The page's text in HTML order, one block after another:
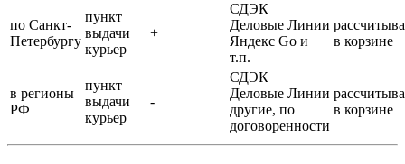
по Санкт-
Петербургу
пункт
выдачи
курьер
+
СДЭК
Деловые Линии
Яндекс Go и
т.п.
в корзине
в регионы
РФ
пункт
выдачи
курьер
-
СДЭК
Деловые Линии
другие, по
договоренности
в корзине